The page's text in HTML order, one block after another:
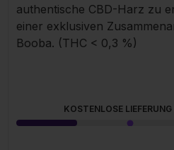
authentische CBD-Harz zu
einer exklusiven
Booba. (THC < 0,3 %)
KOSTENLOSE LIEFERUNG